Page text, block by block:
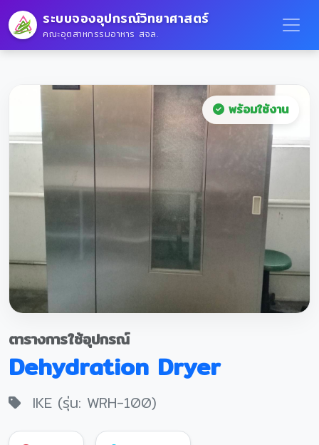
ระบบจองอุปกรณ์วิทยาศาสตร์
คณะอุตสาหกรรมอาหาร สจล.
พร้อมใช้งาน
ตารางการใช้อุปกรณ์
Dehydration Dryer
IKE (รุ่น: WRH-100)